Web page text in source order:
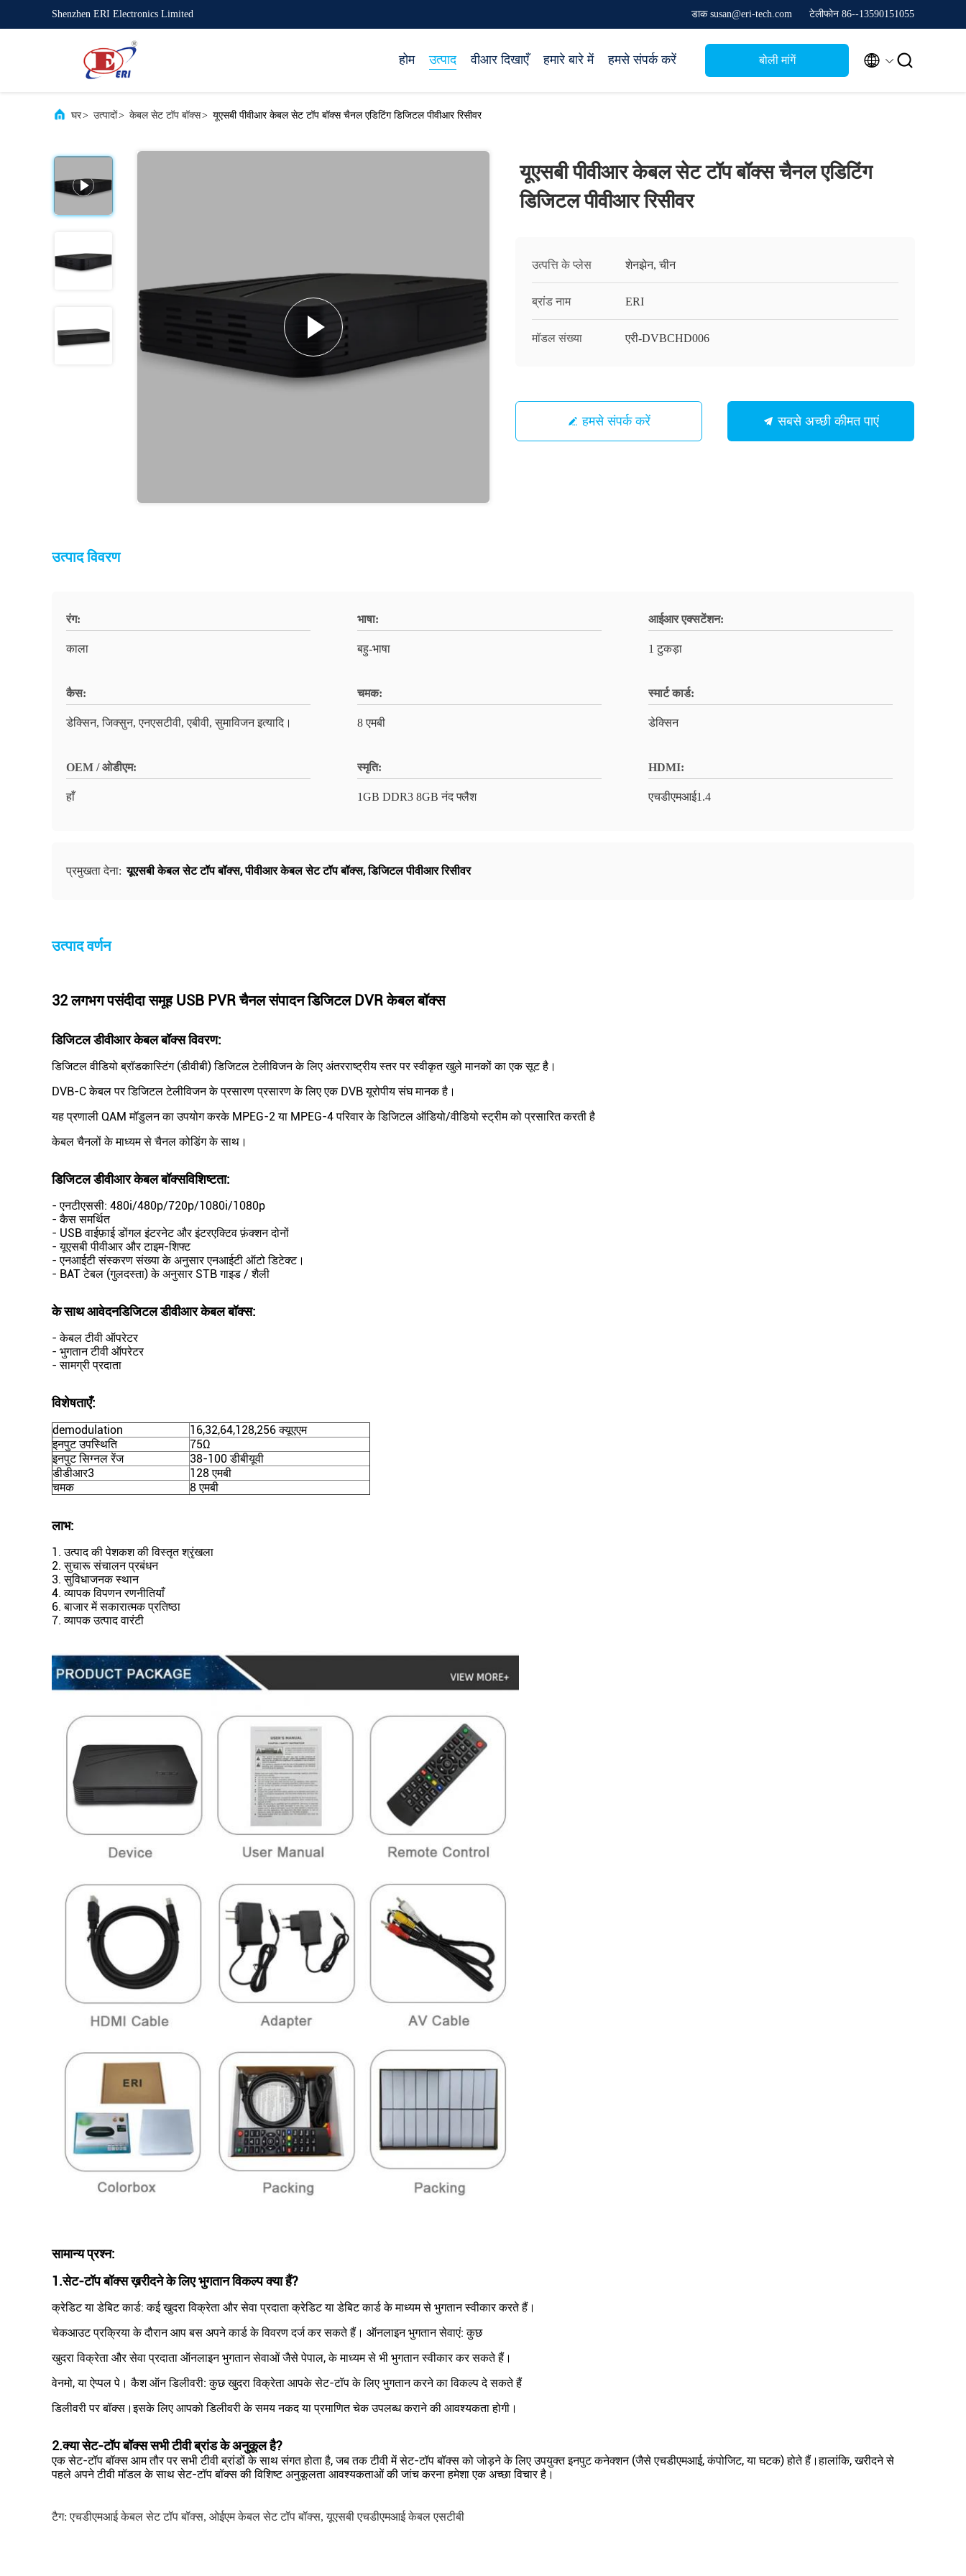
Shenzhen ERI Electronics Limited डाक susan@eri-tech.com टेलीफोन 86--13590151055
होम उत्पाद वीआर दिखाएँ हमारे बारे में हमसे संपर्क करें बोली मांगें  
घर> उत्पादों> केबल सेट टॉप बॉक्स> यूएसबी पीवीआर केबल सेट टॉप बॉक्स चैनल एडिटिंग डिजिटल पीवीआर रिसीवर
यूएसबी पीवीआर केबल सेट टॉप बॉक्स चैनल एडिटिंग
डिजिटल पीवीआर रिसीवर
उत्पत्ति के प्लेस शेनझेन, चीन
ब्रांड नाम ERI
मॉडल संख्या एरी-DVBCHD006
हमसे संपर्क करें सबसे अच्छी कीमत पाएं
उत्पाद विवरण
रंग:
काला
भाषा:
बहु-भाषा
आईआर एक्सटेंशन:
1 टुकड़ा
कैस:
डेक्सिन, जिक्सुन, एनएसटीवी, एबीवी, सुमाविजन इत्यादि।
चमक:
8 एमबी
स्मार्ट कार्ड:
डेक्सिन
OEM / ओडीएम:
हाँ
स्मृति:
1GB DDR3 8GB नंद फ्लैश
HDMI:
एचडीएमआई1.4
प्रमुखता देना: यूएसबी केबल सेट टॉप बॉक्स,पीवीआर केबल सेट टॉप बॉक्स,डिजिटल पीवीआर रिसीवर
उत्पाद वर्णन
32 लगभग पसंदीदा समूह USB PVR चैनल संपादन डिजिटल DVR केबल बॉक्स
डिजिटल डीवीआर केबल बॉक्स विवरण:
डिजिटल वीडियो ब्रॉडकास्टिंग (डीवीबी) डिजिटल टेलीविजन के लिए अंतरराष्ट्रीय स्तर पर स्वीकृत खुले मानकों का एक सूट है।
DVB-C केबल पर डिजिटल टेलीविजन के प्रसारण प्रसारण के लिए एक DVB यूरोपीय संघ मानक है।
यह प्रणाली QAM मॉडुलन का उपयोग करके MPEG-2 या MPEG-4 परिवार के डिजिटल ऑडियो/वीडियो स्ट्रीम को प्रसारित करती है
केबल चैनलों के माध्यम से चैनल कोडिंग के साथ।
डिजिटल डीवीआर केबल बॉक्सविशिष्टता:
- एनटीएससी: 480i/480p/720p/1080i/1080p
- कैस समर्थित
- USB वाईफ़ाई डोंगल इंटरनेट और इंटरएक्टिव फ़ंक्शन दोनों
- यूएसबी पीवीआर और टाइम-शिफ्ट
- एनआईटी संस्करण संख्या के अनुसार एनआईटी ऑटो डिटेक्ट।
- BAT टेबल (गुलदस्ता) के अनुसार STB गाइड / शैली
के साथ आवेदनडिजिटल डीवीआर केबल बॉक्स:
- केबल टीवी ऑपरेटर
- भुगतान टीवी ऑपरेटर
- सामग्री प्रदाता
विशेषताएँ:
demodulation
16,32,64,128,256 क्यूएएम
इनपुट उपस्थिति
75Ω
इनपुट सिग्नल रेंज
38-100 डीबीयूवी
डीडीआर3
128 एमबी
चमक
8 एमबी
लाभ:
1. उत्पाद की पेशकश की विस्तृत श्रृंखला
2. सुचारू संचालन प्रबंधन
3. सुविधाजनक स्थान
4. व्यापक विपणन रणनीतियाँ
6. बाजार में सकारात्मक प्रतिष्ठा
7. व्यापक उत्पाद वारंटी
सामान्य प्रश्न:
1.सेट-टॉप बॉक्स ख़रीदने के लिए भुगतान विकल्प क्या हैं?
क्रेडिट या डेबिट कार्ड: कई खुदरा विक्रेता और सेवा प्रदाता क्रेडिट या डेबिट कार्ड के माध्यम से भुगतान स्वीकार करते हैं।
चेकआउट प्रक्रिया के दौरान आप बस अपने कार्ड के विवरण दर्ज कर सकते हैं। ऑनलाइन भुगतान सेवाएं: कुछ
खुदरा विक्रेता और सेवा प्रदाता ऑनलाइन भुगतान सेवाओं जैसे पेपाल, के माध्यम से भी भुगतान स्वीकार कर सकते हैं।
वेनमो, या ऐप्पल पे। कैश ऑन डिलीवरी: कुछ खुदरा विक्रेता आपके सेट-टॉप के लिए भुगतान करने का विकल्प दे सकते हैं
डिलीवरी पर बॉक्स।इसके लिए आपको डिलीवरी के समय नकद या प्रमाणित चेक उपलब्ध कराने की आवश्यकता होगी।
2.क्या सेट-टॉप बॉक्स सभी टीवी ब्रांड के अनुकूल है?
एक सेट-टॉप बॉक्स आम तौर पर सभी टीवी ब्रांडों के साथ संगत होता है, जब तक टीवी में सेट-टॉप बॉक्स को जोड़ने के लिए उपयुक्त इनपुट कनेक्शन (जैसे एचडीएमआई, कंपोजिट, या घटक) होते हैं।हालांकि, खरीदने से
पहले अपने टीवी मॉडल के साथ सेट-टॉप बॉक्स की विशिष्ट अनुकूलता आवश्यकताओं की जांच करना हमेशा एक अच्छा विचार है।
टैग:एचडीएमआई केबल सेट टॉप बॉक्स, ओईएम केबल सेट टॉप बॉक्स, यूएसबी एचडीएमआई केबल एसटीबी